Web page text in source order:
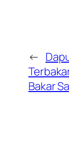
←
Bakar